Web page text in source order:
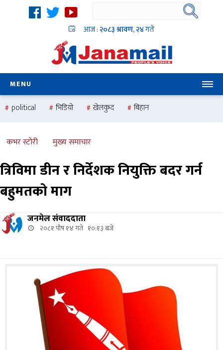
आज :२०८३ श्रावण, २४गते
MENU
political भिडियो खेलकुद
बिहान
national
health
कभर स्टोरी मुख्य समाचार
त्रिविमा डीन र निर्देशक नियुक्ति बदर गर्न
बहुमतको माग
जनमेल संवाददाता
२०८१ पौष १४ गते १०:१३ बजे